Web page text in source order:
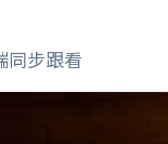
同步跟看